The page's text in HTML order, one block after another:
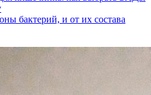
бактерий, и от их состава